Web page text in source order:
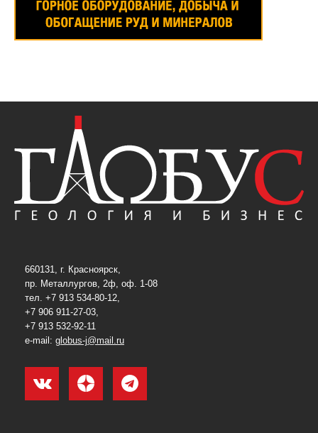
660131, г. Красноярск,
пр. Металлургов, 2ф, оф. 1-08
тел. +7 913 534-80-12,
+7 906 911-27-03,
+7 913 532-92-11
e-mail: globus-j@mail.ru